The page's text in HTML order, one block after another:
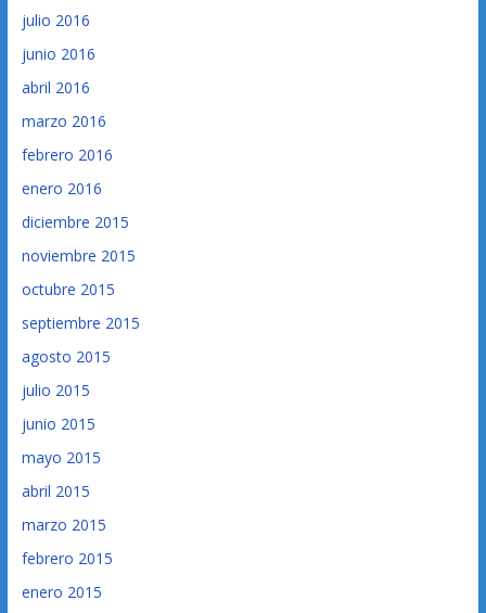
julio 2016
junio 2016
abril 2016
marzo 2016
febrero 2016
enero 2016
diciembre 2015
noviembre 2015
octubre 2015
septiembre 2015
agosto 2015
julio 2015
junio 2015
mayo 2015
abril 2015
marzo 2015
febrero 2015
enero 2015